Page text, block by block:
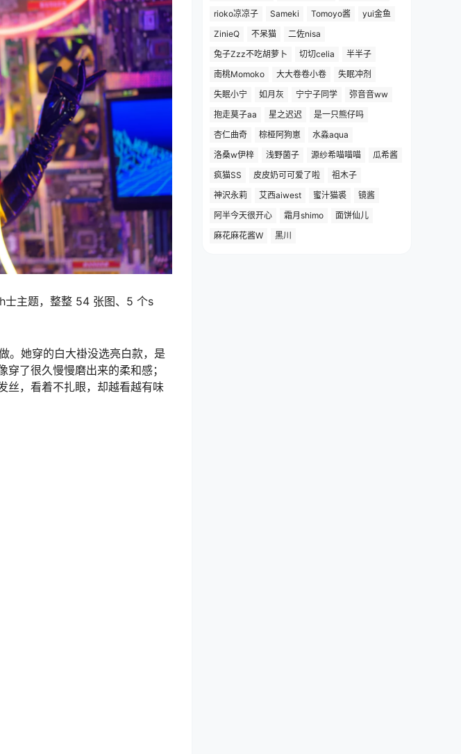
士主题，整整 54 张图、5 个s
。她穿的白大褂没选亮白款，是
了很久慢慢磨出来的柔和感；
丝，看着不扎眼，却越看越有味
rioko凉凉子
Sameki Tomoyo酱
yui金鱼
ZinieQ
不呆猫
二佐nisa
兔子Zzz不吃胡萝卜
切切celia
半半子
南桃Momoko
大大卷卷小卷
失眠冲剂
失眠小宁
如月灰 宁宁子同学
弥音音ww
抱走莫子aa
星之迟迟
是一只熊仔吗
杏仁曲奇
棕桠阿狗崽
水淼aqua
洛桑w伊梓
浅野菌子 源纱希喵喵喵
瓜希酱
疯猫SS
皮皮奶可可爱了啦
祖木子
神沢永莉
艾西aiwest 蜜汁猫裘
镜酱
阿半今天很开心
霜月shimo
面饼仙儿
麻花麻花酱W
黑川